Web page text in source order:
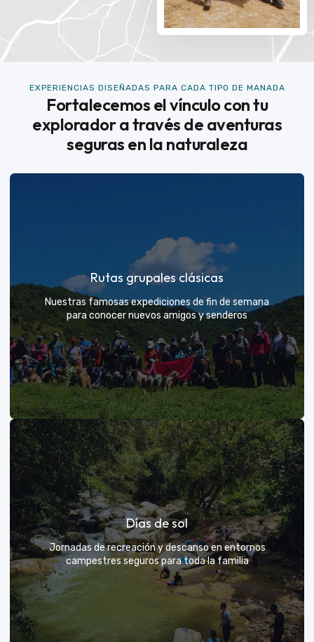
EXPERIENCIAS DISEÑADAS PARA CADA TIPO DE MANADA
Fortalecemos el vínculo con tu
explorador a través de aventuras
seguras en la naturaleza
Rutas grupales clásicas
Nuestras famosas expediciones de fin de semana
para conocer nuevos amigos y senderos
Rutas grupales clásicas
Únete a la manada y descubre nuevos senderos
VER MÁS
Días de sol
Jornadas de recreación y descanso en entornos
campestres seguros para toda la familia